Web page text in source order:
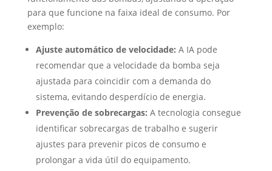
para que funcione na faixa ideal de consumo. Por
exemplo:
Ajuste automático de velocidade: A IA pode
recomendar que a velocidade da bomba seja
ajustada para coincidir com a demanda do
sistema, evitando desperdício de energia.
Prevenção de sobrecargas: A tecnologia consegue
identificar sobrecargas de trabalho e sugerir
ajustes para prevenir picos de consumo e
prolongar a vida útil do equipamento.